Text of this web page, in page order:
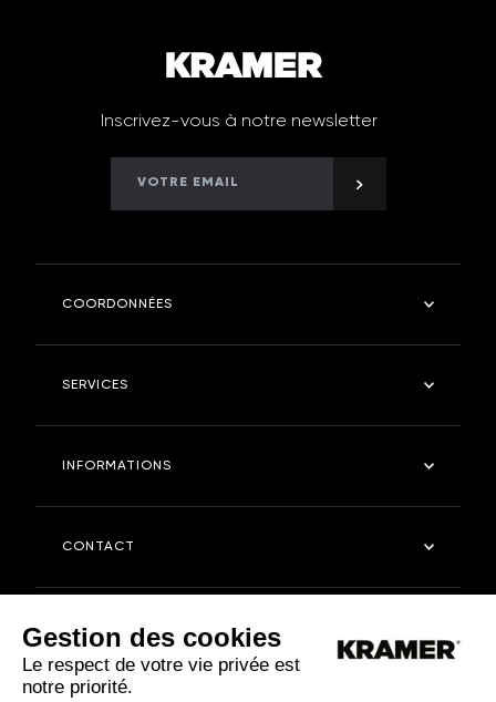
Inscrivez-vous à notre newsletter
COORDONNÉES
SERVICES
INFORMATIONS
FAQ
CONTACT
Relation presse
Gestion des cookies
Le respect de votre vie privée est
notre priorité.